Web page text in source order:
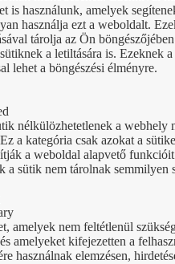
is használunk, amelyek
használja ezt a weboldalt.
tárolja az Ön
a letiltására is. Ezeknek
lehet a böngészési élményre.
nélkülözhetetlenek a webhely
a kategória csak azokat a
a weboldal alapvető funkcióit
a sütik nem tárolnak semmilyen
amelyek nem feltétlenül
amelyeket kifejezetten a
használnak elemzésen,